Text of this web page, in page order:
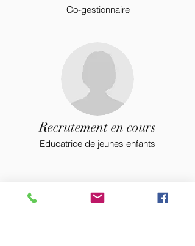
Co-gestionnaire
Recrutement en cours
Educatrice de jeunes enfants